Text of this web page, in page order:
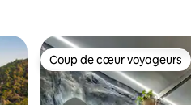
Coup de cœur voyageurs
Coup de cœur voyageurs